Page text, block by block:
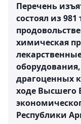
Перечень
состоял из
химическая
драгоценных
ходе Высшего
Республики